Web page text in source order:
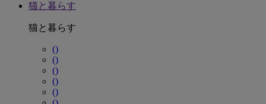
猫と暮らす
猫と暮らす
()
()
()
()
()